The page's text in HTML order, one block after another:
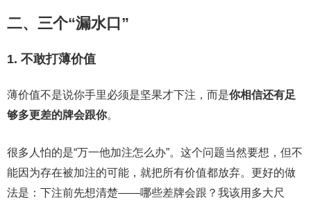
二、三个“漏水口”
1. 不敢打薄价值
薄价值不是说你手里必须是坚果才下注，而是你相信还有足
够多更差的牌会跟你。
很多人怕的是“万一他加注怎么办”。这个问题当然要想，但不
能因为存在被加注的可能，就把所有价值都放弃。更好的做
法是：下注前先想清楚——哪些差牌会跟？我该用多大尺